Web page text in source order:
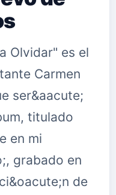
Olvidar" es el
Carmen
ser&aacute;
titulado
en mi
grabado en
de